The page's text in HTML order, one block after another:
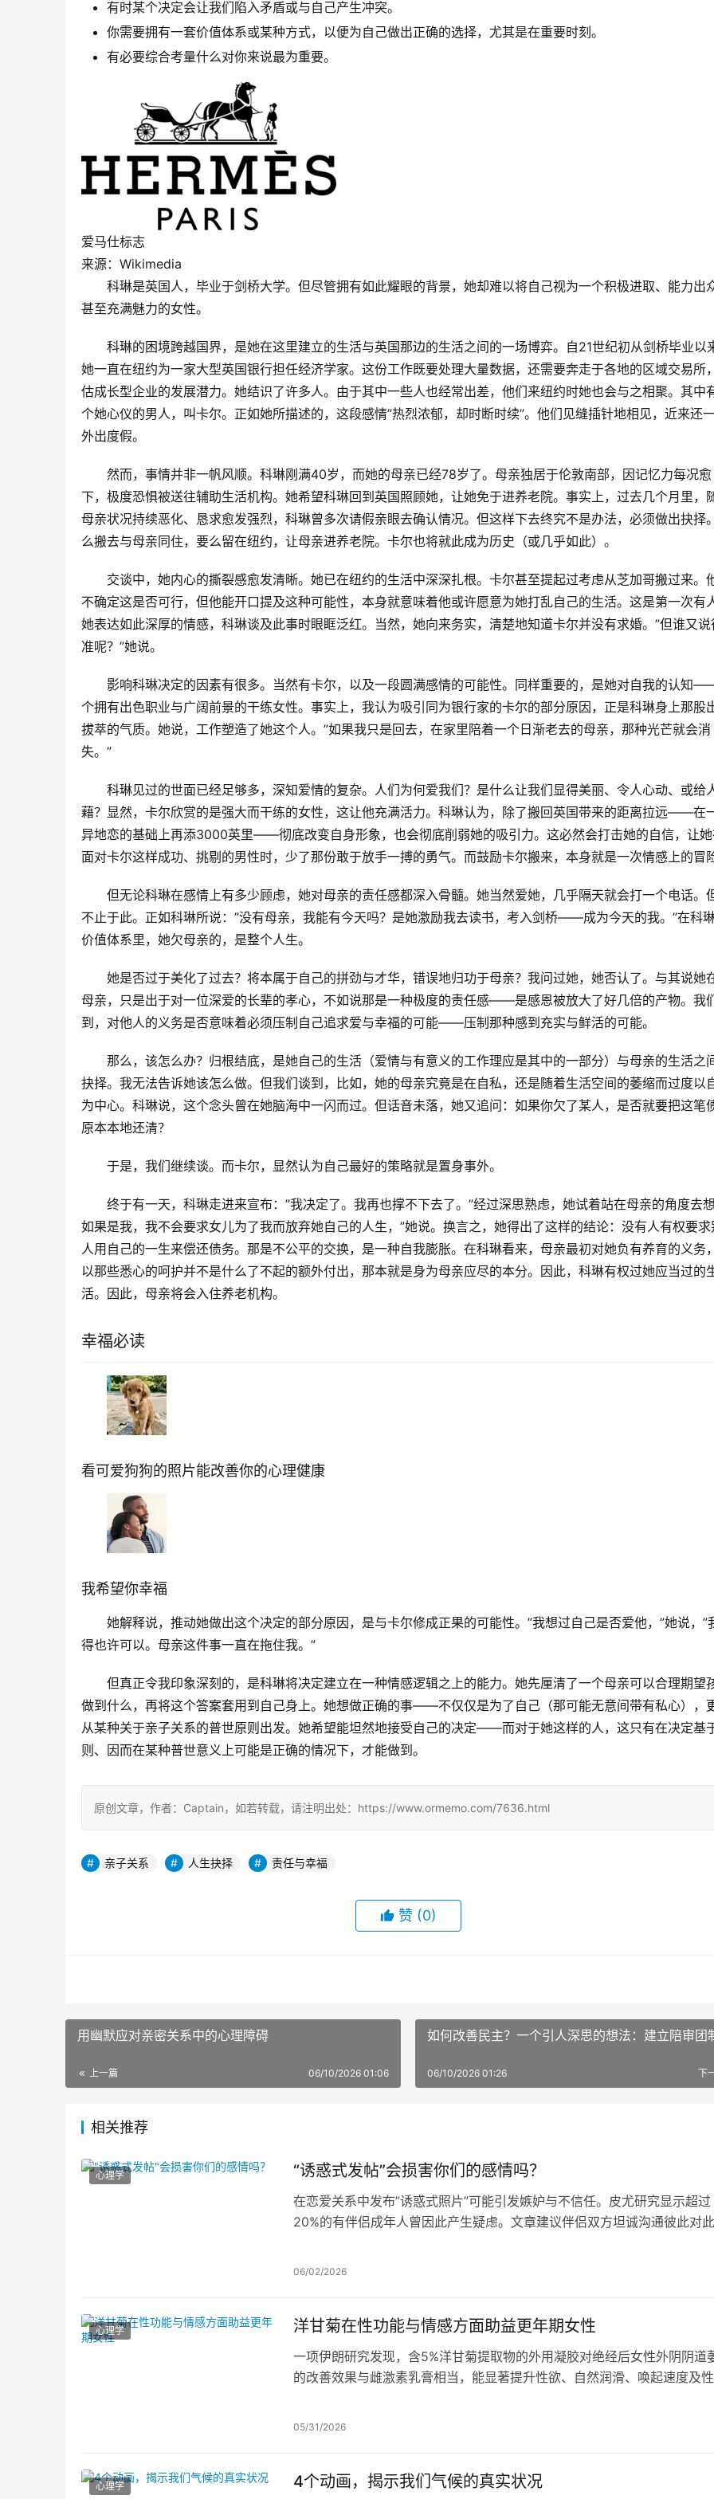
有时某个决定会让我们陷入矛盾或与自己产生冲突。
你需要拥有一套价值体系或某种方式，以便为自己做出正确的选择，尤其是在重要时刻。
有必要综合考量什么对你来说最为重要。
爱马仕标志
来源：Wikimedia
科琳是英国人，毕业于剑桥大学。但尽管拥有如此耀眼的背景，她却难以将自己视为一个积极进取、能力出众
甚至充满魅力的女性。
科琳的困境跨越国界，是她在这里建立的生活与英国那边的生活之间的一场博弈。自21世纪初从剑桥毕业以
她一直在纽约为一家大型英国银行担任经济学家。这份工作既要处理大量数据，还需要奔走于各地的区域交易所
估成长型企业的发展潜力。她结识了许多人。由于其中一些人也经常出差，他们来纽约时她也会与之相聚。其中
个她心仪的男人，叫卡尔。正如她所描述的，这段感情”热烈浓郁，却时断时续”。他们见缝插针地相见，近来还
外出度假。
然而，事情并非一帆风顺。科琳刚满40岁，而她的母亲已经78岁了。母亲独居于伦敦南部，因记忆力每况愈
下，极度恐惧被送往辅助生活机构。她希望科琳回到英国照顾她，让她免于进养老院。事实上，过去几个月里，
母亲状况持续恶化、恳求愈发强烈，科琳曾多次请假亲眼去确认情况。但这样下去终究不是办法，必须做出抉择
么搬去与母亲同住，要么留在纽约，让母亲进养老院。卡尔也将就此成为历史（或几乎如此）。
交谈中，她内心的撕裂感愈发清晰。她已在纽约的生活中深深扎根。卡尔甚至提起过考虑从芝加哥搬过来。
不确定这是否可行，但他能开口提及这种可能性，本身就意味着他或许愿意为她打乱自己的生活。这是第一次有
她表达如此深厚的情感，科琳谈及此事时眼眶泛红。当然，她向来务实，清楚地知道卡尔并没有求婚。”但谁又说
准呢？”她说。
影响科琳决定的因素有很多。当然有卡尔，以及一段圆满感情的可能性。同样重要的，是她对自我的认知
个拥有出色职业与广阔前景的干练女性。事实上，我认为吸引同为银行家的卡尔的部分原因，正是科琳身上那股
拔萃的气质。她说，工作塑造了她这个人。”如果我只是回去，在家里陪着一个日渐老去的母亲，那种光芒就会消
失。”
科琳见过的世面已经足够多，深知爱情的复杂。人们为何爱我们？是什么让我们显得美丽、令人心动、或给
藉？显然，卡尔欣赏的是强大而干练的女性，这让他充满活力。科琳认为，除了搬回英国带来的距离拉远——在
异地恋的基础上再添3000英里——彻底改变自身形象，也会彻底削弱她的吸引力。这必然会打击她的自信，让
面对卡尔这样成功、挑剔的男性时，少了那份敢于放手一搏的勇气。而鼓励卡尔搬来，本身就是一次情感上的冒险
但无论科琳在感情上有多少顾虑，她对母亲的责任感都深入骨髓。她当然爱她，几乎隔天就会打一个电话。
不止于此。正如科琳所说：”没有母亲，我能有今天吗？是她激励我去读书，考入剑桥——成为今天的我。”在科
价值体系里，她欠母亲的，是整个人生。
她是否过于美化了过去？将本属于自己的拼劲与才华，错误地归功于母亲？我问过她，她否认了。与其说她
母亲，只是出于对一位深爱的长辈的孝心，不如说那是一种极度的责任感——是感恩被放大了好几倍的产物。我
到，对他人的义务是否意味着必须压制自己追求爱与幸福的可能——压制那种感到充实与鲜活的可能。
那么，该怎么办？归根结底，是她自己的生活（爱情与有意义的工作理应是其中的一部分）与母亲的生活之
抉择。我无法告诉她该怎么做。但我们谈到，比如，她的母亲究竟是在自私，还是随着生活空间的萎缩而过度以
为中心。科琳说，这个念头曾在她脑海中一闪而过。但话音未落，她又追问：如果你欠了某人，是否就要把这笔
原本本地还清？
于是，我们继续谈。而卡尔，显然认为自己最好的策略就是置身事外。
终于有一天，科琳走进来宣布：”我决定了。我再也撑不下去了。”经过深思熟虑，她试着站在母亲的角度去
如果是我，我不会要求女儿为了我而放弃她自己的人生，”她说。换言之，她得出了这样的结论：没有人有权要求
人用自己的一生来偿还债务。那是不公平的交换，是一种自我膨胀。在科琳看来，母亲最初对她负有养育的义务
以那些悉心的呵护并不是什么了不起的额外付出，那本就是身为母亲应尽的本分。因此，科琳有权过她应当过的
活。因此，母亲将会入住养老机构。
幸福必读
看可爱狗狗的照片能改善你的心理健康
我希望你幸福
她解释说，推动她做出这个决定的部分原因，是与卡尔修成正果的可能性。”我想过自己是否爱他，”她说，”
得也许可以。母亲这件事一直在拖住我。”
但真正令我印象深刻的，是科琳将决定建立在一种情感逻辑之上的能力。她先厘清了一个母亲可以合理期望
做到什么，再将这个答案套用到自己身上。她想做正确的事——不仅仅是为了自己（那可能无意间带有私心），
从某种关于亲子关系的普世原则出发。她希望能坦然地接受自己的决定——而对于她这样的人，这只有在决定基
则、因而在某种普世意义上可能是正确的情况下，才能做到。
原创文章，作者：Captain，如若转载，请注明出处：https://www.ormemo.com/7636.html
亲子关系 人生抉择 责任与幸福
赞 (0)
用幽默应对亲密关系中的心理障碍
上一篇 06/10/2026 01:06
如何改善民主？一个引人深思的想法：建立陪审团
下
06/10/2026 01:26
相关推荐
心理学 “诱惑式发帖”会损害你们的感情吗？
在恋爱关系中发布”诱惑式照片”可能引发嫉妒与不信任。皮尤研究显示超过
20%的有伴侣成年人曾因此产生疑虑。文章建议伴侣双方坦诚沟通彼此对
06/02/2026
心理学 洋甘菊在性功能与情感方面助益更年期女性
一项伊朗研究发现，含5%洋甘菊提取物的外用凝胶对绝经后女性外阴阴道
的改善效果与雌激素乳膏相当，能显著提升性欲、自然润滑、唤起速度及性
05/31/2026
心理学 4个动画，揭示我们气候的真实状况